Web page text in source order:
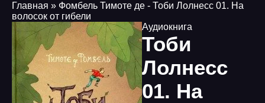
Главная » Фомбель Тимоте де - Тоби Лолнесс 01. На
волосок от гибели
Аудиокнига
Тоби
Лолнесс
01. На